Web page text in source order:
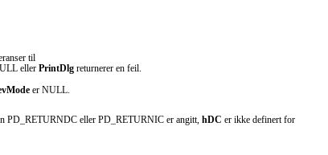
til
eller PrintDlg returnerer en feil.
er NULL.
PD_RETURNDC eller PD_RETURNIC er angitt, hDC er ikke definert for